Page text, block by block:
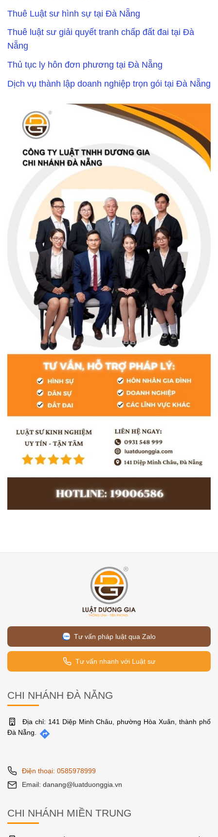
Thuê Luật sư hình sự tại Đà Nẵng
Thuê luật sư giải quyết tranh chấp đất đai tại Đà
Nẵng
Thủ tục ly hôn đơn phương tại Đà Nẵng
Dịch vụ thành lập doanh nghiệp trọn gói tại Đà Nẵng
Tư vấn pháp luật qua Zalo
Tư vấn nhanh với Luật sư
CHI NHÁNH ĐÀ NẴNG
Địa chỉ: 141 Diệp Minh Châu, phường Hòa Xuân, thành phố
Đà Nẵng.
Điện thoại: 0585978999
Email: danang@luatduonggia.vn
CHI NHÁNH MIỀN TRUNG